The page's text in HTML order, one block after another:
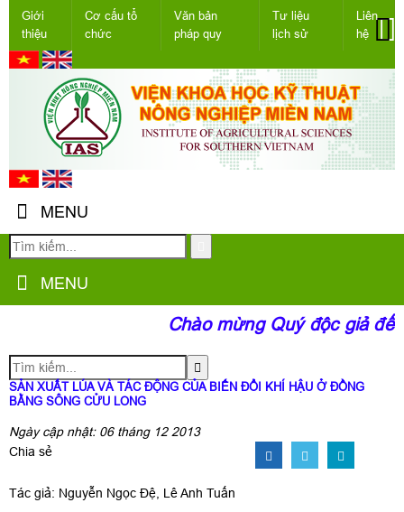
Giới
thiệu
Cơ cấu tổ
chức
Văn bản
pháp quy
Tư liệu
lịch sử
Liên
hệ
MENU
MENU
Chào mừng Quý độc giả
SẢN XUẤT LÚA VÀ TÁC ĐỘNG CỦA BIẾN ĐỔI KHÍ HẬU Ở ĐỒNG
BẰNG SÔNG CỬU LONG
Ngày cập nhật: 06 tháng 12 2013
Chia sẻ
Tác giả: Nguyễn Ngọc Đệ, Lê Anh Tuấn